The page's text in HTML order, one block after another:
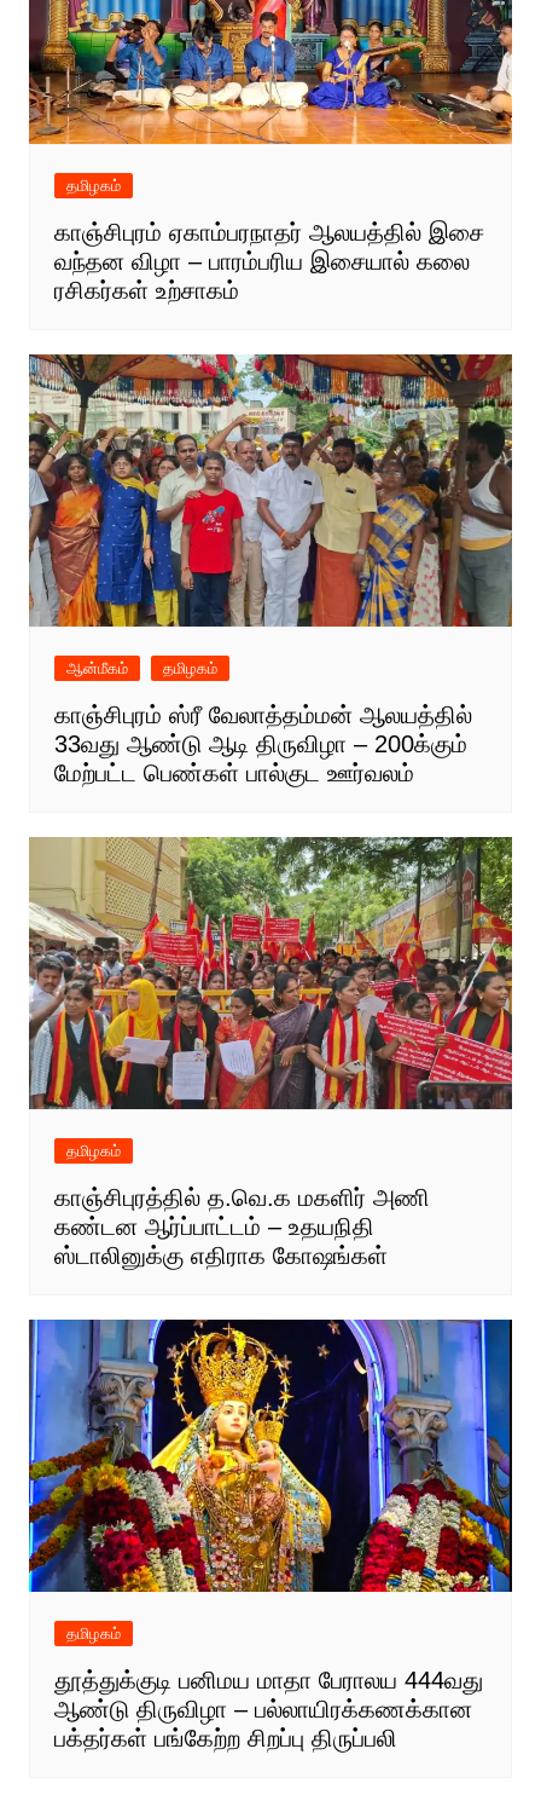
தமிழகம்
காஞ்சிபுரம் ஏகாம்பரநாதர் ஆலயத்தில் இசை
வந்தன விழா – பாரம்பரிய இசையால் கலை
ரசிகர்கள் உற்சாகம்
ஆன்மீகம் தமிழகம்
காஞ்சிபுரம் ஸ்ரீ வேலாத்தம்மன் ஆலயத்தில்
33வது ஆண்டு ஆடி திருவிழா – 200க்கும்
மேற்பட்ட பெண்கள் பால்குட ஊர்வலம்
தமிழகம்
காஞ்சிபுரத்தில் த.வெ.க மகளிர் அணி
கண்டன ஆர்ப்பாட்டம் – உதயநிதி
ஸ்டாலினுக்கு எதிராக கோஷங்கள்
தமிழகம்
தூத்துக்குடி பனிமய மாதா பேராலய 444வது
ஆண்டு திருவிழா – பல்லாயிரக்கணக்கான
பக்தர்கள் பங்கேற்ற சிறப்பு திருப்பலி